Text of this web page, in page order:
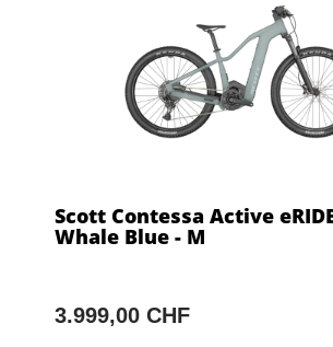
Scott Contessa Active
Whale Blue - M
3.999,00 CHF